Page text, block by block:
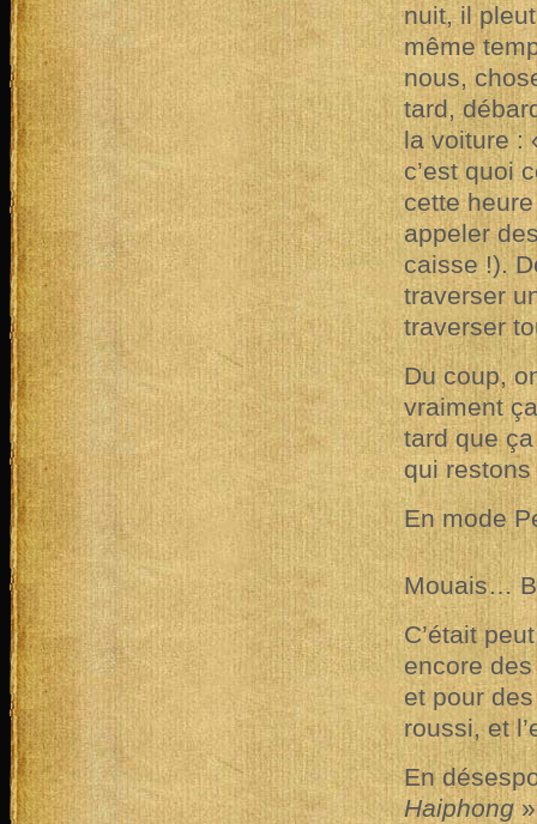
nuit, il
même
nous,
tard,
la voiture :
c’est quoi
cette
appeler
caisse !).
traverser
traverser
Du coup,
vraiment
tard que
qui
En mode
Mouais…
C’était
encore
et pour
roussi, et
En
Haiphong